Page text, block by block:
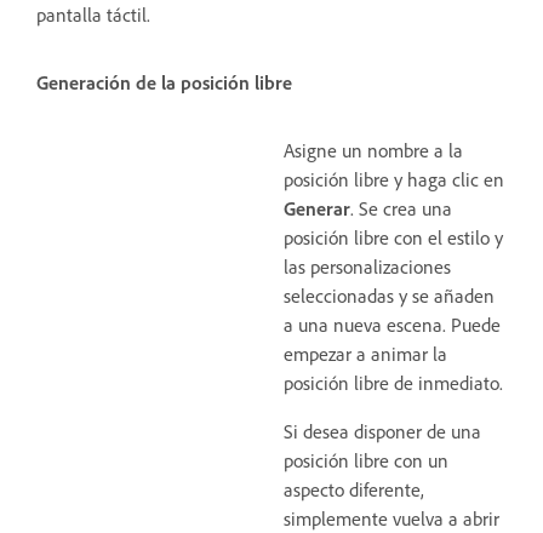
pantalla táctil.
Generación de la posición libre
Asigne un nombre a la
posición libre y haga clic en
Generar. Se crea una
posición libre con el estilo y
las personalizaciones
seleccionadas y se añaden
a una nueva escena. Puede
empezar a animar la
posición libre de inmediato.
Si desea disponer de una
posición libre con un
aspecto diferente,
simplemente vuelva a abrir